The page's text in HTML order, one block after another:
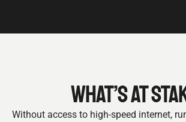
WHAT’S AT
Without access to high-speed internet,